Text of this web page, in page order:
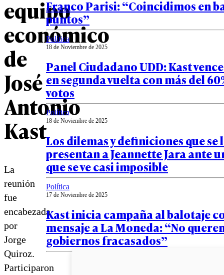
equipo
económico
de
José
Antonio
Kast
La
reunión
fue
encabezada
por
Jorge
Quiroz.
Participaron
Franco Parisi: “Coincidimos en
puntos”
Política
18 de Noviembre de 2025
Panel Ciudadano UDD: Kast
en segunda vuelta con más del
votos
Política
18 de Noviembre de 2025
Los dilemas y definiciones que se
presentan a Jeannette Jara ante
que se ve casi imposible
Política
17 de Noviembre de 2025
Kast inicia campaña al balotaje
mensaje a La Moneda: “No
gobiernos fracasados”